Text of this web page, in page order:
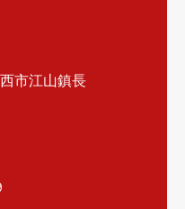
市江山鎮長